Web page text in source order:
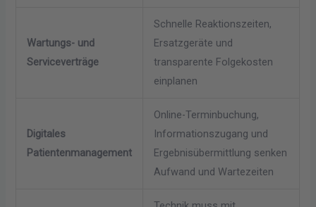
Wartungs- und
Serviceverträge
Schnelle Reaktionszeiten,
Ersatzgeräte und
transparente Folgekosten
einplanen
Digitales
Patientenmanagement
Online-Terminbuchung,
Informationszugang und
Ergebnisübermittlung senken
Aufwand und Wartezeiten